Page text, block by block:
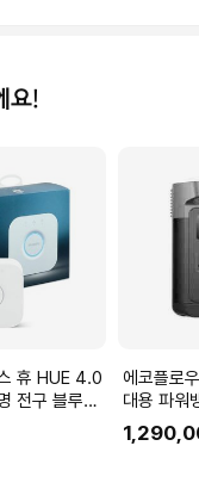
요!
전구 블루투
품]
에코플로우 에코플로
대용 파워